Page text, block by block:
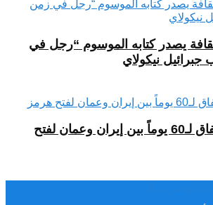
يصدر كتابه الموسوم “رجل في
جبرائيل نيكولاي
إعلان وشيك عن اتفاق لـ60 يوماً بين إيران وعمان لفتح